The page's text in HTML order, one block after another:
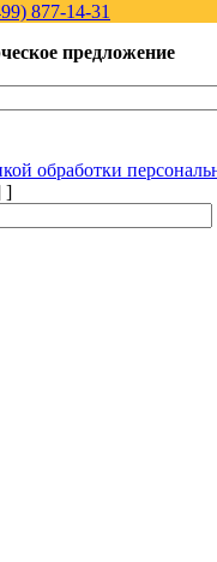
877-14-31
предложение
обработки
]